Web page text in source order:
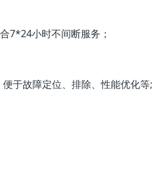
小时不间断服务；
于故障定位、排除、性能优化等;